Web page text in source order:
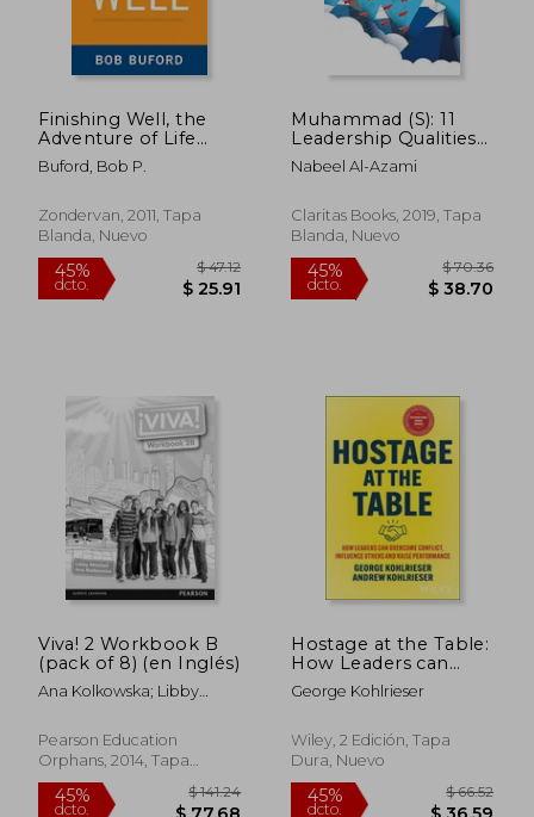
45% 45%
45%
dcto.
45%
dcto.
Finishing Well, the
Adventure of Life
Beyond Halftime (en
Inglés)
Buford, Bob P.
Zondervan, 2011, Tapa
Blanda, Nuevo
Muhammad (S): 11
Leadership Qualities
That Changed the
World (en Inglés)
Nabeel Al-Azami
Claritas Books, 2019, Tapa
Blanda, Nuevo
Viva! 2 Workbook B
(pack of 8) (en Inglés)
Ana Kolkowska; Libby
Pearson Education
Orphans, 2014, Tapa
Blanda, Nuevo
Hostage at the Table:
How Leaders can
Overcome Conflict,
Influence Others and
(en Inglés)
George Kohlrieser
Wiley, 2 Edición, Tapa
Dura, Nuevo